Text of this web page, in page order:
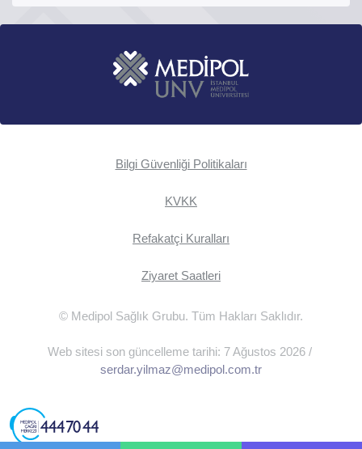
Bilgi Güvenliği Politikaları
KVKK
Refakatçi Kuralları
Ziyaret Saatleri
© Medipol Sağlık Grubu. Tüm Hakları Saklıdır.
Web sitesi son güncelleme tarihi: 7 Ağustos 2026 /
serdar.yilmaz@medipol.com.tr